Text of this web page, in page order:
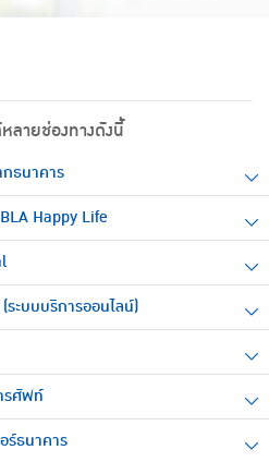
ลายช่องทางดังนี้
ธนาคาร
Happy Life
ระบบบริการออนไลน์)
รศัพท์
ร์ธนาคาร